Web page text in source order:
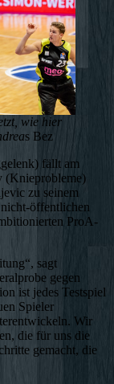
wie hier
s Bez
fällt am
(Knieprobleme)
zu seinem
öffentlichen
ProA-
sagt
gegen
ist jedes Testspiel
Spieler
Wir
die für uns die
gemacht, die